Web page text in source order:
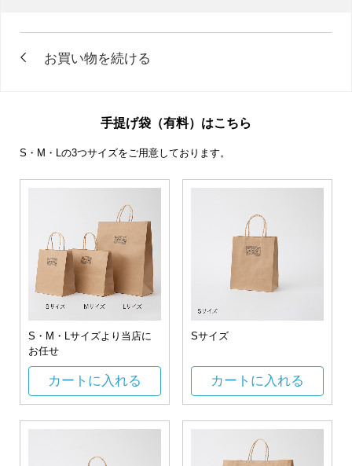
手提げ袋（有料）はこちら
S・M・Lの3つサイズをご用意しております。
S・M・Lサイズより当店に
お任せ
カートに入れる
Sサイズ
カートに入れる